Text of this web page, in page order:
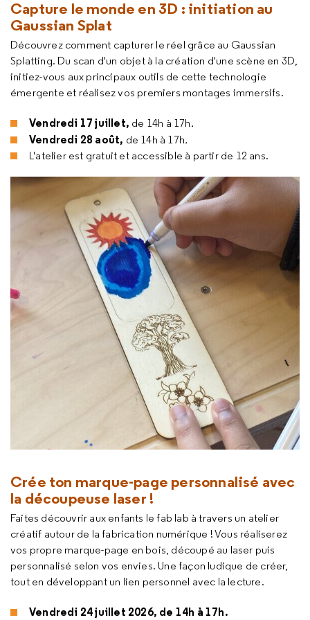
Capture le monde en 3D : initiation au
Gaussian Splat
Découvrez comment capturer le réel grâce au Gaussian
Splatting. Du scan d'un objet à la création d'une scène en 3D,
initiez-vous aux principaux outils de cette technologie
émergente et réalisez vos premiers montages immersifs.
Vendredi 17 juillet, de 14h à 17h.
Vendredi 28 août, de 14h à 17h.
L'atelier est gratuit et accessible à partir de 12 ans.
Crée ton marque-page personnalisé avec
la découpeuse laser !
Faites découvrir aux enfants le fab lab à travers un atelier
créatif autour de la fabrication numérique ! Vous réaliserez
vos propre marque-page en bois, découpé au laser puis
personnalisé selon vos envies. Une façon ludique de créer,
tout en développant un lien personnel avec la lecture.
Vendredi 24 juillet 2026, de 14h à 17h.